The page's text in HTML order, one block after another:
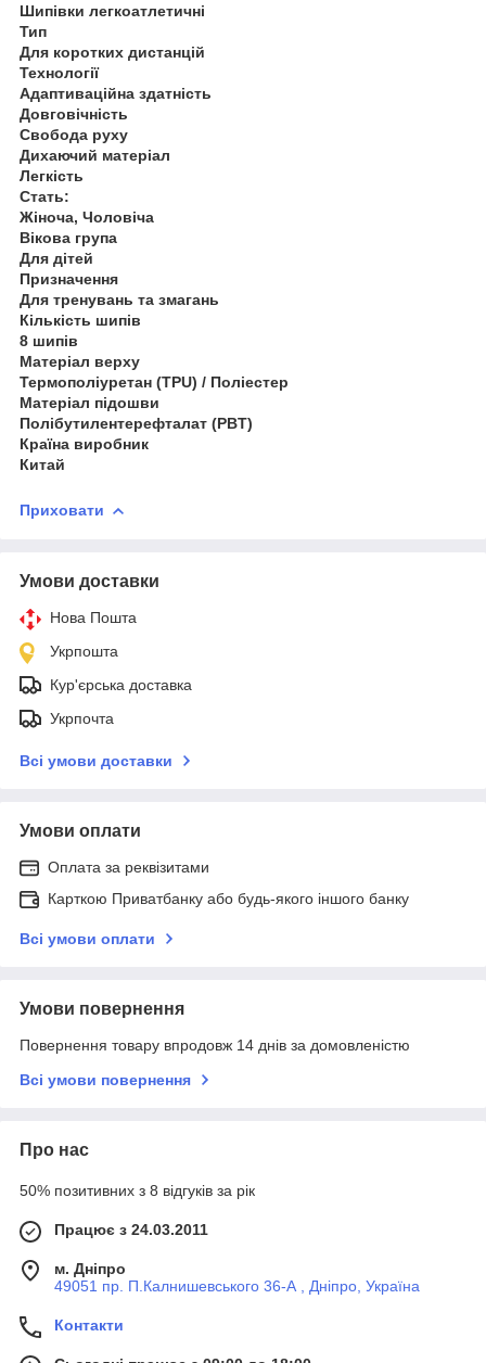
Шипівки легкоатлетичні
Тип
Для коротких дистанцій
Технології
Адаптиваційна здатність
Довговічність
Свобода руху
Дихаючий матеріал
Легкість
Стать:
Жіноча, Чоловіча
Вікова група
Для дітей
Призначення
Для тренувань та змагань
Кількість шипів
8 шипів
Матеріал верху
Термополіуретан (TPU) / Поліестер
Матеріал підошви
Полібутилентерефталат (PBT)
Країна виробник
Китай
Приховати
Умови доставки
Нова Пошта
Укрпошта
Кур'єрська доставка
Укрпочта
Всі умови доставки
Умови оплати
Оплата за реквізитами
Карткою Приватбанку або будь-якого іншого банку
Всі умови оплати
Умови повернення
Повернення товару впродовж 14 днів за домовленістю
Всі умови повернення
Про нас
50% позитивних з 8 відгуків за рік
Працює з 24.03.2011
м. Дніпро
49051 пр. П.Калнишевського 36-А , Дніпро, Україна
Контакти